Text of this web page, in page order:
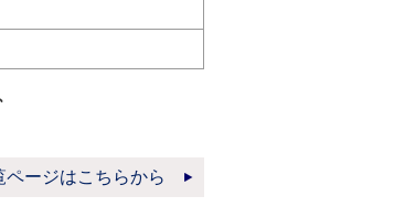
ージはこちらから